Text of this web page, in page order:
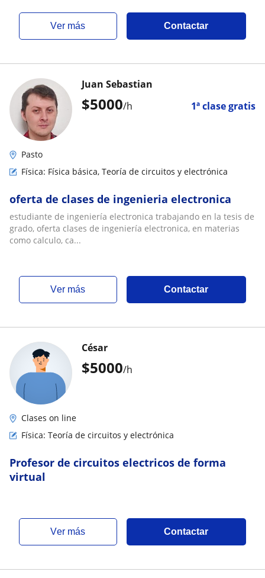
ver más Contactar
$5000/h 1ª clase gratis
Juan Sebastian
Pasto
Física: Física básica, Teoría de circuitos y electrónica
oferta de clases de ingenieria electronica
estudiante de ingeniería electronica trabajando en la tesis de
grado, oferta clases de ingeniería electronica, en materias
como calculo, ca...
ver más Contactar
$5000/h
César
Clases on line
Física: Teoría de circuitos y electrónica
Profesor de circuitos electricos de forma
virtual
ver más Contactar